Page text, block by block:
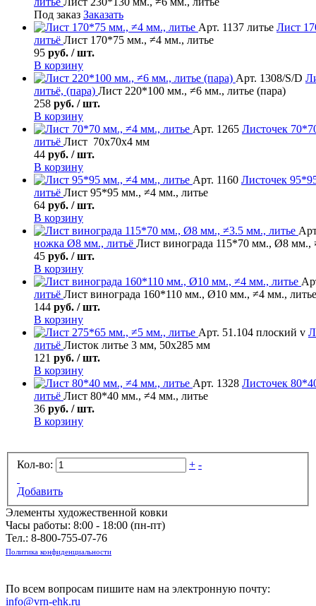
Под заказ Заказать
Арт. 1137 литье Лист
литьё Лист 170*75 мм., ≠4 мм., литье
95 руб. / шт.
В корзину
Арт. 1308/S/D
литьё, (пара) Лист 220*100 мм., ≠6 мм., литье (пара)
258 руб. / шт.
В корзину
Арт. 1265 Листочек
литьё Лист 70х70х4 мм
44 руб. / шт.
В корзину
Арт. 1160 Листочек
литьё Лист 95*95 мм., ≠4 мм., литье
64 руб. / шт.
В корзину
ножка Ø8 мм., литьё Лист винограда 115*70 мм., Ø8 мм.,
45 руб. / шт.
В корзину
литьё Лист винограда 160*110 мм., Ø10 мм., ≠4 мм., литье
144 руб. / шт.
В корзину
Арт. 51.104 плоский v
литьё Листок литье 3 мм, 50х285 мм
121 руб. / шт.
В корзину
Арт. 1328 Листочек
литьё Лист 80*40 мм., ≠4 мм., литье
36 руб. / шт.
В корзину
Кол-во: + -
Добавить
Элементы художественной ковки
Часы работы: 8:00 - 18:00 (пн-пт)
Тел.: 8-800-755-07-76
Политика конфиденциальности
По всем вопросам пишите нам на электронную почту:
info@vrn-ehk.ru